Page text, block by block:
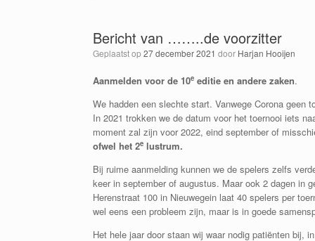
Bericht van ……..de voorzitter
Geplaatst op27 december 2021 door Harjan Hooijen
Aanmelden voor de 10e editie en andere zaken.
We hadden een slechte start. Vanwege Corona geen
In 2021 trokken we de datum voor het toernooi iets
moment zal zijn voor 2022, eind september of
ofwel het 2e lustrum.
Bij ruime aanmelding kunnen we de spelers zelfs
keer in september of augustus. Maar ook 2 dagen in
Herenstraat 100 in Nieuwegein laat 40 spelers per
wel eens een probleem zijn, maar is in goede
Het hele jaar door staan wij waar nodig patiënten bij,